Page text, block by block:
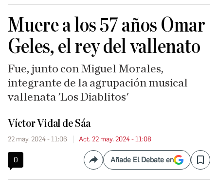
Muere a los 57 años Omar
Geles, el rey del vallenato
Fue, junto con Miguel Morales,
integrante de la agrupación musical
vallenata 'Los Diablitos'
Víctor Vidal de Sáa
22 may. 2024 - 11:06 Act. 22 may. 2024 - 11:08
0 CompartirAñade El Debate en Save